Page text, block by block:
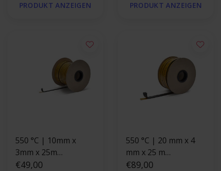
PRODUKT ANZEIGEN PRODUKT ANZEIGEN
550 °C | 10mm x
3mm x 25m
Hitzebeständige
€49,00
550 °C | 20 mm x 4
mm x 25 m
Hitzebeständige
€89,00